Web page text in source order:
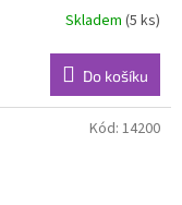
Skladem (5 ks)
Do košíku
Kód: 14200